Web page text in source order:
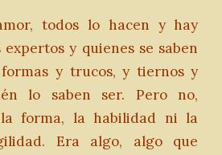
todos lo hacen y hay
expertos y quienes se saben
formas y trucos, y tiernos y
lo saben ser. Pero no,
forma, la habilidad ni la
Era algo, algo que